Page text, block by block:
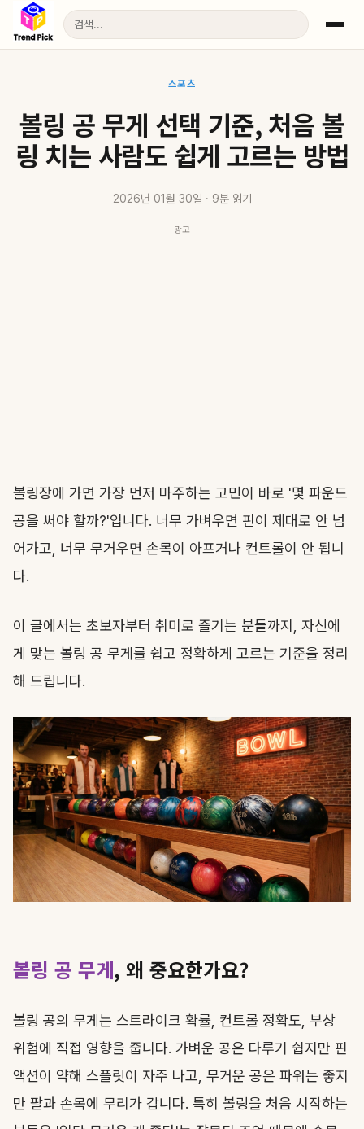
스포츠
볼링 공 무게 선택 기준, 처음 볼
링 치는 사람도 쉽게 고르는 방법
2026년 01월 30일 · 9분 읽기
광고
볼링장에 가면 가장 먼저 마주하는 고민이 바로 '몇 파운드
공을 써야 할까?'입니다. 너무 가벼우면 핀이 제대로 안 넘
어가고, 너무 무거우면 손목이 아프거나 컨트롤이 안 됩니
다.
이 글에서는 초보자부터 취미로 즐기는 분들까지, 자신에
게 맞는 볼링 공 무게를 쉽고 정확하게 고르는 기준을 정리
해 드립니다.
볼링 공 무게, 왜 중요한가요?
볼링 공의 무게는 스트라이크 확률, 컨트롤 정확도, 부상
위험에 직접 영향을 줍니다. 가벼운 공은 다루기 쉽지만 핀
액션이 약해 스플릿이 자주 나고, 무거운 공은 파워는 좋지
만 팔과 손목에 무리가 갑니다. 특히 볼링을 처음 시작하는